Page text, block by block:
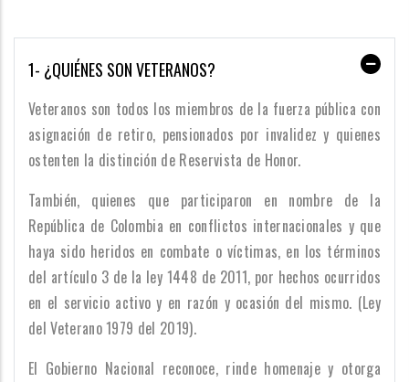
1- ¿QUIÉNES SON VETERANOS?
Veteranos son todos los miembros de la fuerza pública con
asignación de retiro, pensionados por invalidez y quienes
ostenten la distinción de Reservista de Honor.
También, quienes que participaron en nombre de la
República de Colombia en conflictos internacionales y que
haya sido heridos en combate o víctimas, en los términos
del artículo 3 de la ley 1448 de 2011, por hechos ocurridos
en el servicio activo y en razón y ocasión del mismo. (Ley
del Veterano 1979 del 2019).
El Gobierno Nacional reconoce, rinde homenaje y otorga